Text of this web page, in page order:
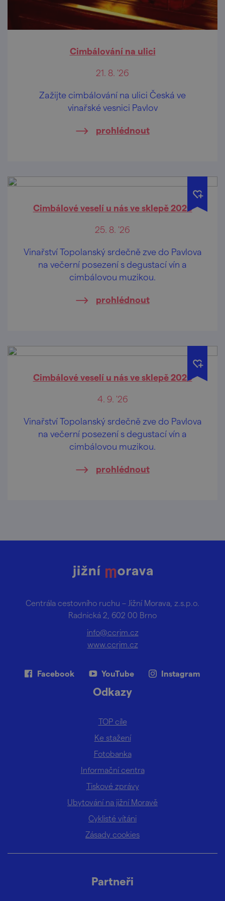
Cimbálování na ulici
21. 8. '26
Zažijte cimbálování na ulici Česká ve
vinařské vesnici Pavlov
prohlédnout
Cimbálové veselí u nás ve sklepě 2026
25. 8. '26
Vinařství Topolanský srdečně zve do Pavlova
na večerní posezení s degustací vín a
cimbálovou muzikou.
prohlédnout
Cimbálové veselí u nás ve sklepě 2026
4. 9. '26
Vinařství Topolanský srdečně zve do Pavlova
na večerní posezení s degustací vín a
cimbálovou muzikou.
prohlédnout
Centrála cestovního ruchu – Jižní Morava, z.s.p.o.
Radnická 2, 602 00 Brno
info@ccrjm.cz
www.ccrjm.cz
Facebook YouTube Instagram
Odkazy
TOP cíle
Ke stažení
Fotobanka
Informační centra
Tiskové zprávy
Ubytování na jižní Moravě
Cyklisté vítáni
Zásady cookies
Partneři